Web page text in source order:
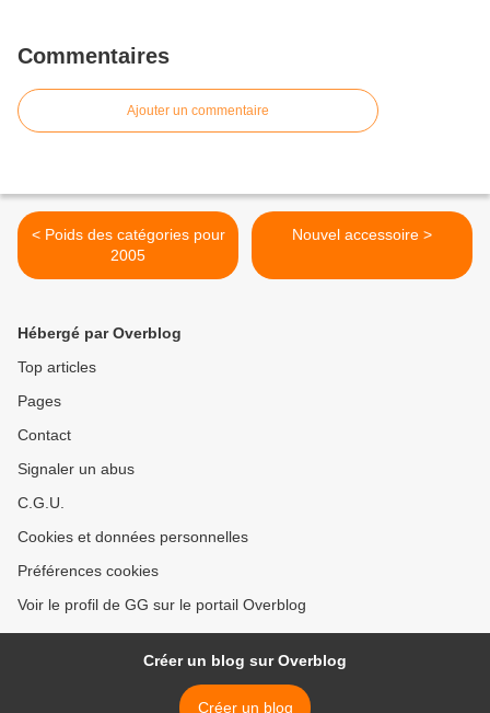
Commentaires
Ajouter un commentaire
< Poids des catégories pour
2005
Nouvel accessoire >
Hébergé par Overblog
Top articles
Pages
Contact
Signaler un abus
C.G.U.
Cookies et données personnelles
Préférences cookies
Voir le profil de GG sur le portail Overblog
Créer un blog sur Overblog
Créer un blog